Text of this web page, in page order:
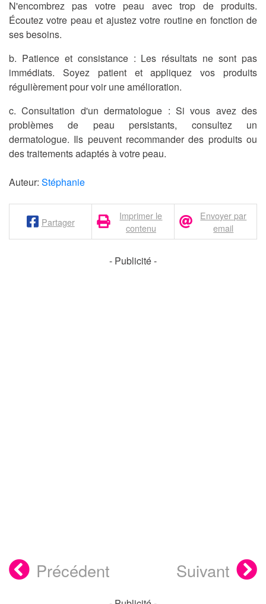
N'encombrez pas votre peau avec trop de produits.
Écoutez votre peau et ajustez votre routine en fonction de
ses besoins.
b. Patience et consistance : Les résultats ne sont pas
immédiats. Soyez patient et appliquez vos produits
régulièrement pour voir une amélioration.
c.Consultation d'un dermatologue : Si vous avez des
problèmes de peau persistants, consultez un
dermatologue. Ils peuvent recommander des produits ou
des traitements adaptés à votre peau.
Auteur: Stéphanie
Partager
Imprimer le
contenu
Envoyer par
email
- Publicité -
Précédent Suivant